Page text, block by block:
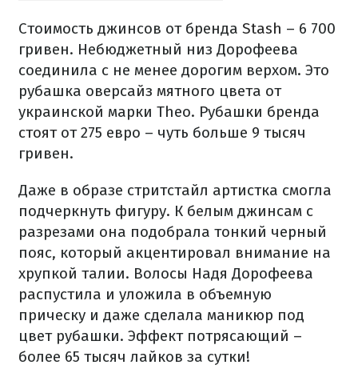
Стоимость джинсов от бренда Stash – 6 700
гривен. Небюджетный низ Дорофеева
соединила с не менее дорогим верхом. Это
рубашка оверсайз мятного цвета от
украинской марки Theo. Рубашки бренда
стоятот 275 евро – чуть больше 9 тысяч
гривен.
Даже в образе стритстайл артистка смогла
подчеркнуть фигуру. К белым джинсам с
разрезами она подобрала тонкий черный
пояс, который акцентировал внимание на
хрупкой талии. Волосы Надя Дорофеева
распустила и уложила в объемную
прическу и даже сделала маникюр под
цвет рубашки. Эффект потрясающий –
более 65 тысяч лайков за сутки!